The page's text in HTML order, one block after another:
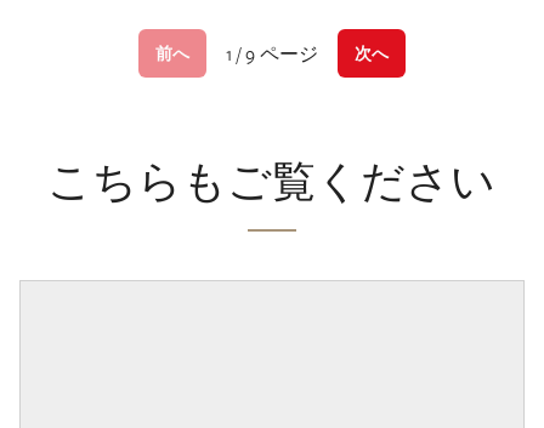
前へ 1 / 9 ページ 次へ
こちらもご覧ください